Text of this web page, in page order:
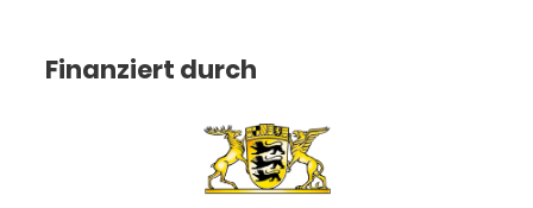
Finanziert durch